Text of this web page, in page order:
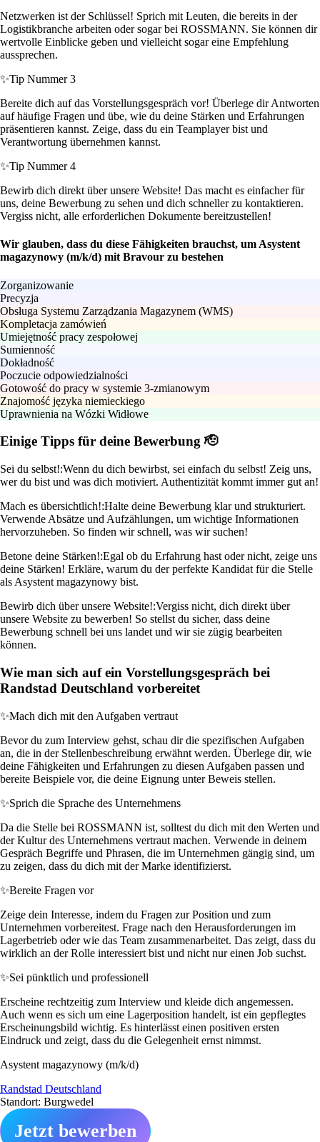
Netzwerken ist der Schlüssel! Sprich mit Leuten, die bereits in der
Logistikbranche arbeiten oder sogar bei ROSSMANN. Sie können dir
wertvolle Einblicke geben und vielleicht sogar eine Empfehlung
aussprechen.
✨Tip Nummer 3
Bereite dich auf das Vorstellungsgespräch vor! Überlege dir Antworten
auf häufige Fragen und übe, wie du deine Stärken und Erfahrungen
präsentieren kannst. Zeige, dass du ein Teamplayer bist und
Verantwortung übernehmen kannst.
✨Tip Nummer 4
Bewirb dich direkt über unsere Website! Das macht es einfacher für
uns, deine Bewerbung zu sehen und dich schneller zu kontaktieren.
Vergiss nicht, alle erforderlichen Dokumente bereitzustellen!
Wir glauben, dass du diese Fähigkeiten brauchst, um Asystent
magazynowy (m/k/d) mit Bravour zu bestehen
Zorganizowanie
Precyzja
Obsługa Systemu Zarządzania Magazynem (WMS)
Kompletacja zamówień
Umiejętność pracy zespołowej
Sumienność
Dokładność
Poczucie odpowiedzialności
Gotowość do pracy w systemie 3-zmianowym
Znajomość języka niemieckiego
Uprawnienia na Wózki Widłowe
Einige Tipps für deine Bewerbung 🫡
Sei du selbst!:Wenn du dich bewirbst, sei einfach du selbst! Zeig uns,
wer du bist und was dich motiviert. Authentizität kommt immer gut an!
Mach es übersichtlich!:Halte deine Bewerbung klar und strukturiert.
Verwende Absätze und Aufzählungen, um wichtige Informationen
hervorzuheben. So finden wir schnell, was wir suchen!
Betone deine Stärken!:Egal ob du Erfahrung hast oder nicht, zeige uns
deine Stärken! Erkläre, warum du der perfekte Kandidat für die Stelle
als Asystent magazynowy bist.
Bewirb dich über unsere Website!:Vergiss nicht, dich direkt über
unsere Website zu bewerben! So stellst du sicher, dass deine
Bewerbung schnell bei uns landet und wir sie zügig bearbeiten
können.
Wie man sich auf ein Vorstellungsgespräch bei
Randstad Deutschland vorbereitet
✨Mach dich mit den Aufgaben vertraut
Bevor du zum Interview gehst, schau dir die spezifischen Aufgaben
an, die in der Stellenbeschreibung erwähnt werden. Überlege dir, wie
deine Fähigkeiten und Erfahrungen zu diesen Aufgaben passen und
bereite Beispiele vor, die deine Eignung unter Beweis stellen.
✨Sprich die Sprache des Unternehmens
Da die Stelle bei ROSSMANN ist, solltest du dich mit den Werten und
der Kultur des Unternehmens vertraut machen. Verwende in deinem
Gespräch Begriffe und Phrasen, die im Unternehmen gängig sind, um
zu zeigen, dass du dich mit der Marke identifizierst.
✨Bereite Fragen vor
Zeige dein Interesse, indem du Fragen zur Position und zum
Unternehmen vorbereitest. Frage nach den Herausforderungen im
Lagerbetrieb oder wie das Team zusammenarbeitet. Das zeigt, dass du
wirklich an der Rolle interessiert bist und nicht nur einen Job suchst.
✨Sei pünktlich und professionell
Erscheine rechtzeitig zum Interview und kleide dich angemessen.
Auch wenn es sich um eine Lagerposition handelt, ist ein gepflegtes
Erscheinungsbild wichtig. Es hinterlässt einen positiven ersten
Eindruck und zeigt, dass du die Gelegenheit ernst nimmst.
Asystent magazynowy (m/k/d)
Randstad Deutschland
Standort: Burgwedel
Jetzt bewerben